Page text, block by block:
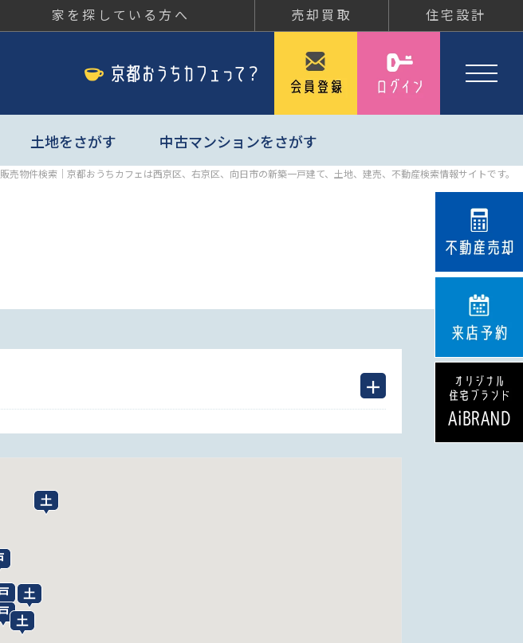
家を探している方へ 売却買取 住宅設計
土地をさがす 中古マンションをさがす
販売物件検索｜京都おうちカフェは西京区、右京区、向日市の新築一戸建て、土地、建売、不動産検索情報サイトです。